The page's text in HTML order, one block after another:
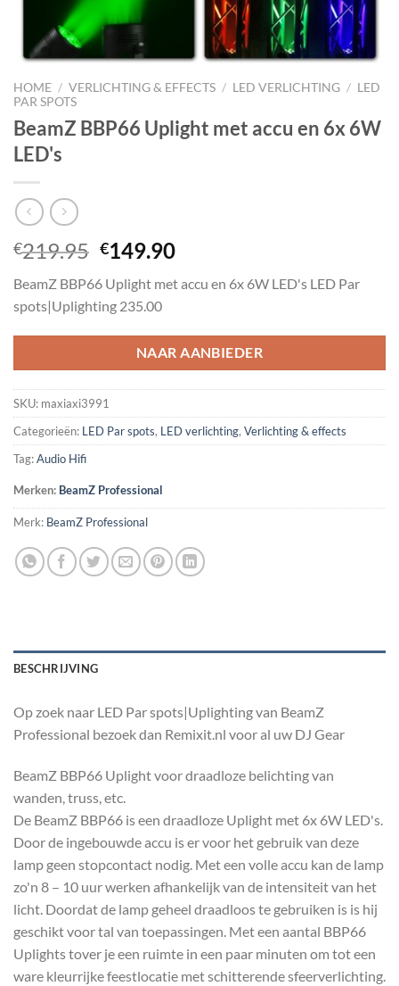
HOME / VERLICHTING & EFFECTS / LED VERLICHTING / LED
PAR SPOTS
BeamZ BBP66 Uplight met accu en 6x 6W
LED's
€219.95 Oorspronkelijke
was:
€219.95.
€149.90Huidige
is:
BeamZ BBP66 Uplight met accu en 6x 6W LED's LED Par
spots|Uplighting 235.00
NAAR AANBIEDER
SKU: maxiaxi3991
Categorieën: LED Par spots, LED verlichting, Verlichting & effects
Tag:Audio Hifi
Merken: BeamZ Professional
Merk: BeamZ Professional
BESCHRIJVING
Op zoek naar LED Par spots|Uplighting van BeamZ
Professional bezoek dan Remixit.nl voor al uw DJ Gear
BeamZ BBP66 Uplight voor draadloze belichting van
wanden, truss, etc.
De BeamZ BBP66 is een draadloze Uplight met 6x 6W LED's.
Door de ingebouwde accu is er voor het gebruik van deze
lamp geen stopcontact nodig. Met een volle accu kan de lamp
zo'n 8 – 10 uur werken afhankelijk van de intensiteit van het
licht. Doordat de lamp geheel draadloos te gebruiken is is hij
geschikt voor tal van toepassingen. Met een aantal BBP66
Uplights tover je een ruimte in een paar minuten om tot een
ware kleurrijke feestlocatie met schitterende sfeerverlichting.